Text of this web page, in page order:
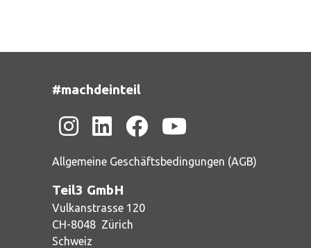
#machdeinteil
Allgemeine Geschäftsbedingungen (AGB)
Teil3 GmbH
Vulkanstrasse 120
CH-8048 Zürich
Schweiz